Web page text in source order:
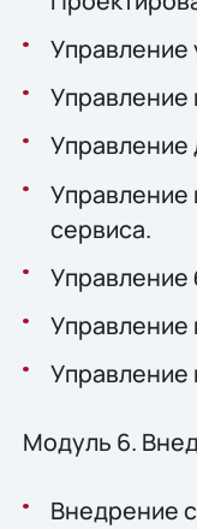
Управление
Управление
сервиса.
Управление
Управление
Управление
Модуль 6.
Внедрение